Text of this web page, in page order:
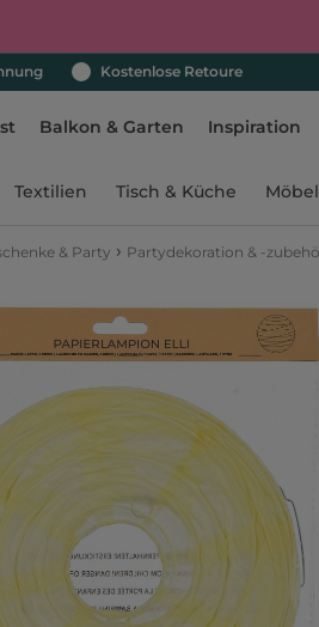
Kostenlose Retoure
Balkon & Garten Inspiration
Textilien Tisch & Küche Möbel
& Party › Partydekoration & -